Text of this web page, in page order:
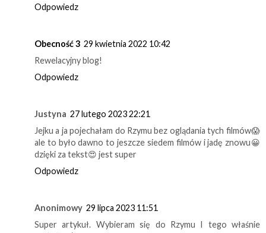
Odpowiedz
Obecność 3 29 kwietnia 2022 10:42
Rewelacyjny blog!
Odpowiedz
Justyna 27 lutego 2023 22:21
Jejku a ja pojechałam do Rzymu bez oglądania tych filmów😱
ale to było dawno to jeszcze siedem filmów i jadę znowu😀
dzięki za tekst😍 jest super
Odpowiedz
Anonimowy 29 lipca 2023 11:51
Super artykuł. Wybieram się do Rzymu I tego właśnie